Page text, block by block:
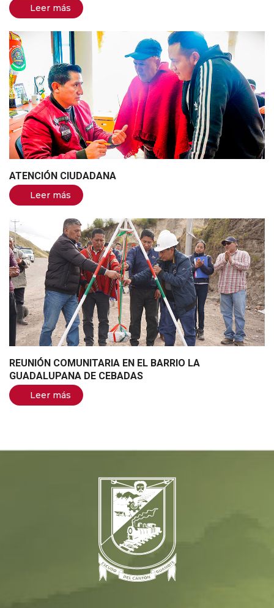
Leer más
ATENCIÓN CIUDADANA
Leer más
REUNIÓN COMUNITARIA EN EL BARRIO LA
GUADALUPANA DE CEBADAS
Leer más